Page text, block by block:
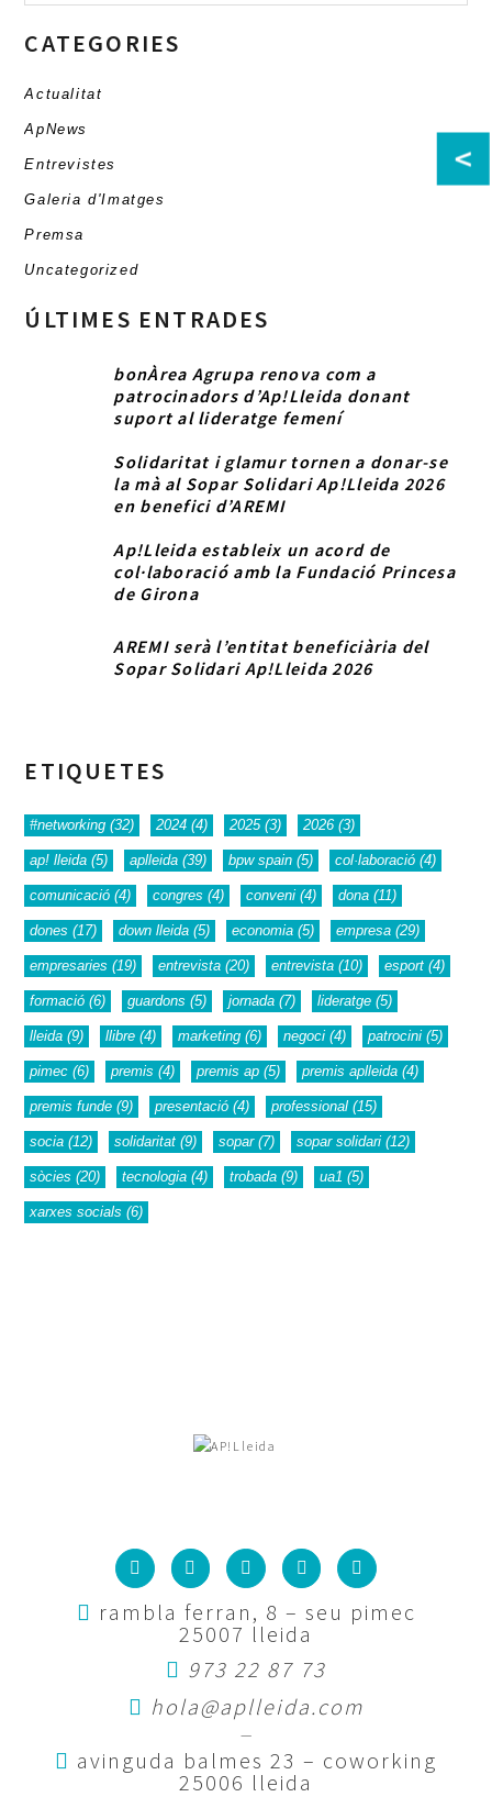
CATEGORIES
Actualitat
ApNews
Entrevistes
Galeria d'Imatges
Premsa
Uncategorized
ÚLTIMES ENTRADES
bonÀrea Agrupa renova com a
patrocinadors d’Ap!Lleida donant
suport al lideratge femení
Solidaritat i glamur tornen a donar-se
la mà al Sopar Solidari Ap!Lleida 2026
en benefici d’AREMI
Ap!Lleida estableix un acord de
col·laboració amb la Fundació Princesa
de Girona
AREMI serà l’entitat beneficiària del
Sopar Solidari Ap!Lleida 2026
ETIQUETES
#networking (32) 2024 (4) 2025(3) 2026 (3)
ap! lleida (5) aplleida (39) bpw spain (5) col·laboració (4)
comunicació (4) congres (4) conveni (4) dona (11)
dones (17) down lleida (5) economia (5) empresa (29)
empresaries (19) entrevista (20) entrevista (10) esport (4)
formació (6) guardons (5) jornada (7) lideratge (5)
lleida (9) llibre (4) marketing (6) negoci (4) patrocini (5)
pimec (6) premis (4) premis ap (5) premis aplleida (4)
premis funde (9) presentació (4) professional (15)
socia (12) solidaritat (9) sopar(7) sopar solidari (12)
sòcies (20) tecnologia (4) trobada (9) ua1 (5)
xarxes socials (6)
rambla ferran, 8 – seu pimec
25007 lleida
973 22 87 73
hola@aplleida.com
—
avinguda balmes 23 – coworking
25006 lleida
<